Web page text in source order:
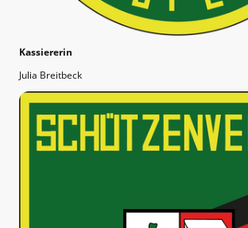
Kassiererin
Julia Breitbeck